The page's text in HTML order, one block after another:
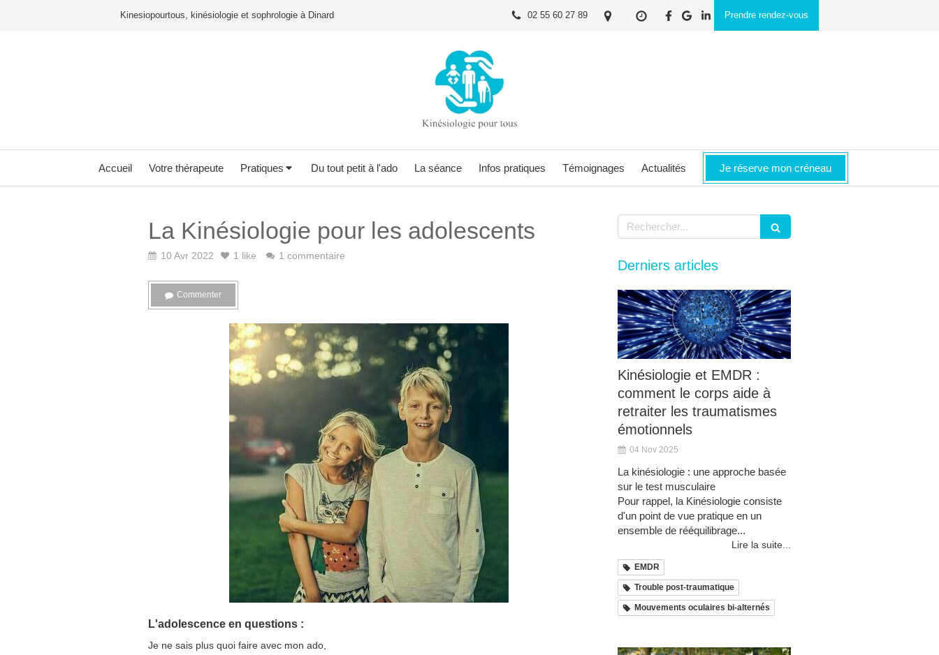
Kinesiopourtous, kinésiologie et sophrologie à Dinard Prendre rendez-vous
02 55 60 27 89
Accueil Votre thérapeute Pratiques Du tout petit à l'ado La séance Infos pratiques Témoignages Actualités Je réserve mon créneau
La Kinésiologie pour les adolescents
10 Avr 2022 1 like 1 commentaire
Commenter
L'adolescence en questions :
Je ne sais plus quoi faire avec mon ado,
Rechercher
Derniers articles
Kinésiologie et EMDR :
comment le corps aide à
retraiter les traumatismes
émotionnels
04 Nov 2025
La kinésiologie : une approche basée
sur le test musculaire
Pour rappel, la Kinésiologie consiste
d'un point de vue pratique en un
ensemble de rééquilibrage...
Lire la suite...
EMDR
Trouble post-traumatique
Mouvements oculaires bi-alternés